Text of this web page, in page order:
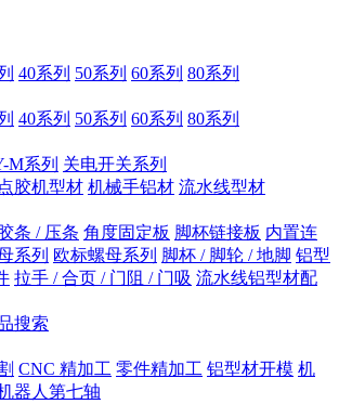
40系列 50系列 60系列 80系列
40系列 50系列 60系列 80系列
M系列 关电开关系列
点胶机型材 机械手铝材 流水线型材
条 / 压条 角度固定板 脚杯链接板 内置连
系列 欧标螺母系列 脚杯 / 脚轮 / 地脚 铝型
拉手 / 合页 / 门阻 / 门吸 流水线铝型材配
搜索
CNC 精加工 零件精加工 铝型材开模 机
器人第七轴